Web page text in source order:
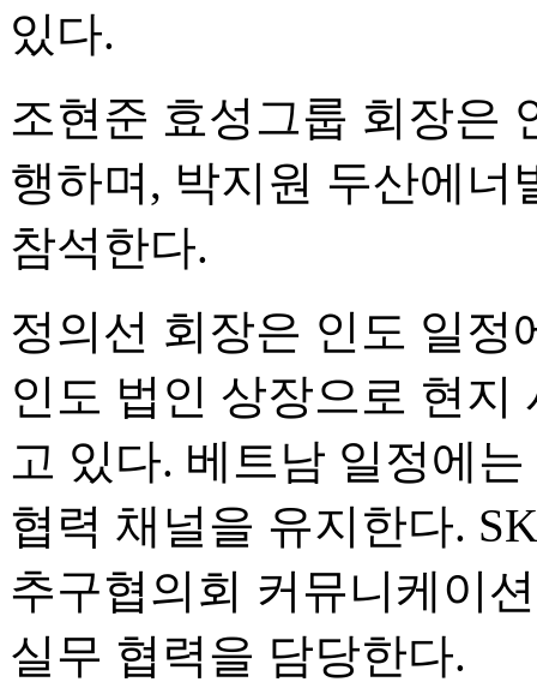
있다.
조현준 효성그룹 회장은
행하며, 박지원 두산에너
참석한다.
정의선 회장은 인도 일정
인도 법인 상장으로 현지
고 있다. 베트남 일정에
협력 채널을 유지한다.
추구협의회 커뮤니케이
실무 협력을 담당한다.